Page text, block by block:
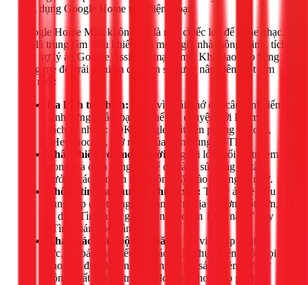
ứng dụng Google Home trên điện thoại.
Google Home Mini không chỉ là một chiếc loa để nghe nhạc.
Nó là trung tâm điều khiển của một ngôi nhà thông minh, tích
hợp trợ lý ảo Google Assistant mạnh mẽ. Khi giao tiếp bằng
tiếng mẹ đẻ, trải nghiệm của bạn sẽ được nâng lên một tầm
cao mới:
Ra lệnh tự nhiên: Thay vì phải nhớ các câu lệnh tiếng
Anh cứng nhắc, bạn có thể nói chuyện với loa một
cách tự nhiên: "OK Google, bật đèn phòng khách",
"Hey Google, mở nhạc của Sơn Tùng M-TP".
Thân thiện với mọi người:
Người lớn tuổi và trẻ em
trong gia đình cũng có thể dễ dàng sử dụng và tận
hưởng các tiện ích mà không gặp rào cản ngôn ngữ.
Thông tin địa phương chính xác: Trợ lý ảo sẽ hiểu và
cung cấp các thông tin mang tính địa phương tốt hơn,
ví dụ: "Tình hình giao thông ở quận 1 thế nào?" hay
"Tìm quán phở gần đây".
Khai thác toàn bộ tính năng:
Từ việc cập nhật tin
tức, dự báo thời tiết, đặt báo thức, thực hiện cuộc gọi
cho đến điều khiển hệ thống chiếu sáng, rèm cửa tự
động... tất cả đều trở nên đơn giản hơn bao giờ hết.